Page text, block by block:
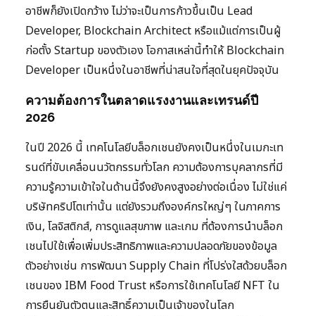
อาชีพก็ยังเปิดกว้าง ไม่ว่าจะเป็นการก้าวขึ้นเป็น Lead
Developer, Blockchain Architect หรือแม้แต่การเป็นผู้
ก่อตั้ง Startup ของตัวเอง โอกาสเหล่านี้ทำให้ Blockchain
Developer เป็นหนึ่งในอาชีพที่น่าสนใจที่สุดในยุคปัจจุบัน
ความต้องการในตลาดแรงงานและเทรนด์ปี
2026
ในปี 2026 นี้ เทคโนโลยีบล็อกเชนยังคงเป็นหนึ่งในเมกะเท
รนด์ที่ขับเคลื่อนนวัตกรรมทั่วโลก ความต้องการบุคลากรที่มี
ความรู้ความเข้าใจในด้านนี้จึงยังคงสูงอย่างต่อเนื่อง ไม่ใช่แค่
บริษัทคริปโตเท่านั้น แต่ยังรวมถึงองค์กรใหญ่ๆ ในภาคการ
เงิน, โลจิสติกส์, การดูแลสุขภาพ และเกม ที่ต้องการนำบล็อก
เชนไปใช้เพื่อเพิ่มประสิทธิภาพและความปลอดภัยของข้อมูล
ตัวอย่างเช่น การพัฒนา Supply Chain ที่โปร่งใสด้วยบล็อก
เชนของ IBM Food Trust หรือการใช้เทคโนโลยี NFT ใน
การยืนยันตัวตนและสิทธิ์ความเป็นเจ้าของในโลก